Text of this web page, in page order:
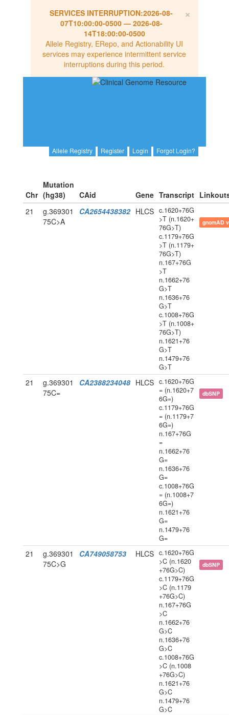
×
SERVICES INTERRUPTION:2026-08-
07T10:00:00-0500— 2026-08-
14T18:00:00-0500
Allele Registry, ERepo, and Actionability UI
services may experience intermittent service
interruptions during this period.
Allele Registry Register Login Forgot Login?
Chr
Mutation
(hg38)
CAid Gene Transcript
21
g.369301
75C>A
CA2654438382 HLCS c.1620+76G
>T (n.1620+
76G>T)
c.1179+76G
>T (n.1179+
76G>T)
n.167+76G
>T
n.1662+76
G>T
n.1636+76
G>T
c.1008+76G
>T (n.1008+
76G>T)
n.1621+76
G>T
n.1479+76
G>T
gnomAD
21
g.369301
75C=
CA2388234048 HLCS c.1620+76G
= (n.1620+7
6G=)
c.1179+76G
= (n.1179+7
6G=)
n.167+76G
=
n.1662+76
G=
n.1636+76
G=
c.1008+76G
= (n.1008+7
6G=)
n.1621+76
G=
n.1479+76
G=
dbSNP
21
g.369301
75C>G
CA749058753 HLCS c.1620+76G
>C (n.1620
+76G>C)
c.1179+76G
>C (n.1179
+76G>C)
n.167+76G
>C
n.1662+76
G>C
n.1636+76
G>C
c.1008+76G
>C (n.1008
+76G>C)
n.1621+76
G>C
n.1479+76
G>C
dbSNP